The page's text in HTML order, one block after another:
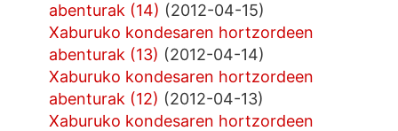
abenturak (14) (2012-04-15)
Xaburuko kondesaren hortzordeen
abenturak (13) (2012-04-14)
Xaburuko kondesaren hortzordeen
abenturak (12) (2012-04-13)
Xaburuko kondesaren hortzordeen